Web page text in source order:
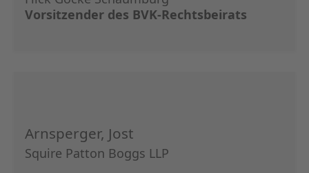
Vorsitzender des BVK-Rechtsbeirats
Arnsperger, Jost
Squire Patton Boggs LLP